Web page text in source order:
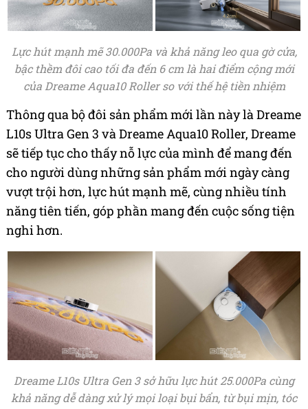
Lực hút mạnh mẽ 30.000Pa và khả năng leo qua gờ cửa,
bậc thềm đôi cao tối đa đến 6 cm là hai điểm cộng mới
của Dreame Aqua10 Roller so với thế hệ tiền nhiệm
Thông qua bộ đôi sản phẩm mới lần này là Dreame
L10s Ultra Gen 3 và Dreame Aqua10 Roller, Dreame
sẽ tiếp tục cho thấy nỗ lực của mình để mang đến
cho người dùng những sản phẩm mới ngày càng
vượt trội hơn, lực hút mạnh mẽ, cùng nhiều tính
năng tiên tiến, góp phần mang đến cuộc sống tiện
nghi hơn.
Dreame L10s Ultra Gen 3 sở hữu lực hút 25.000Pa cùng
khả năng dễ dàng xử lý mọi loại bụi bẩn, từ bụi mịn, tóc